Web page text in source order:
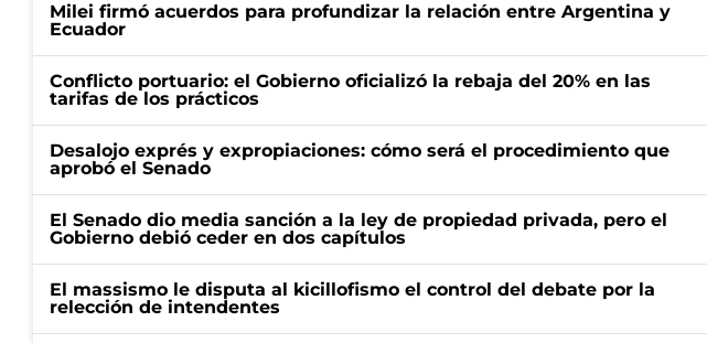
Milei firmó acuerdos para profundizar la relación entre Argentina y
Ecuador
Conflicto portuario: el Gobierno oficializó la rebaja del 20% en las
tarifas de los prácticos
Desalojo exprés y expropiaciones: cómo será el procedimiento que
aprobó el Senado
El Senado dio media sanción a la ley de propiedad privada, pero el
Gobierno debió ceder en dos capítulos
El massismo le disputa al kicillofismo el control del debate por la
relección de intendentes